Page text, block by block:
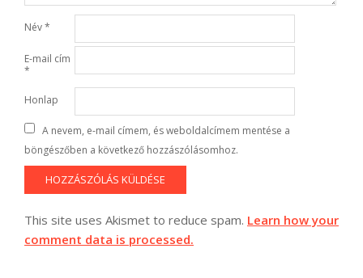
Név*
E-mail cím
*
Honlap
A nevem, e-mail címem, és weboldalcímem mentése a
böngészőben a következő hozzászólásomhoz.
This site uses Akismet to reduce spam. Learn how your
comment data is processed.